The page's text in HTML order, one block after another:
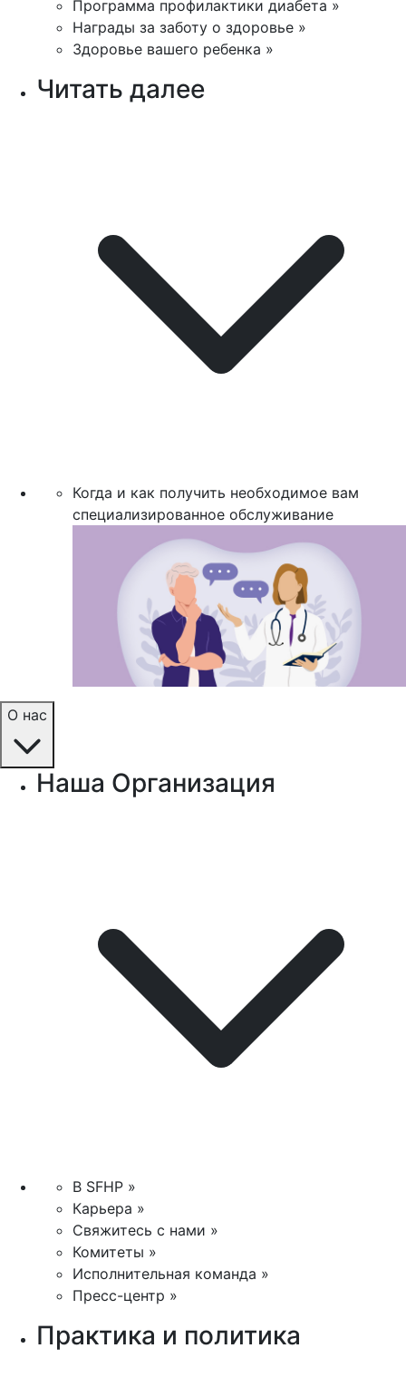
Программа профилактики диабета »
Награды за заботу о здоровье »
Здоровье вашего ребенка »
Читать далее
Когда и как получить необходимое вам
специализированное обслуживание
О нас
Наша Организация
В SFHP »
Карьера »
Свяжитесь с нами »
Комитеты »
Исполнительная команда »
Пресс-центр »
Практика и политика